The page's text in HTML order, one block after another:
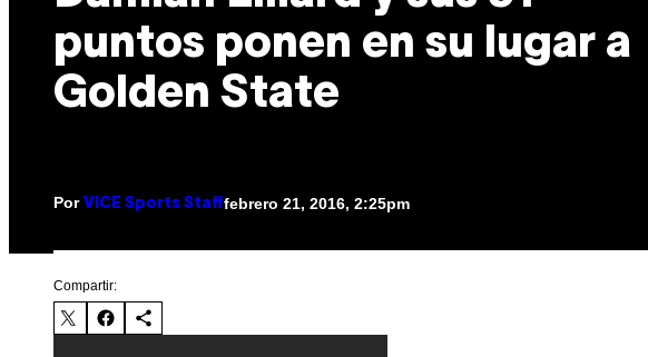
puntos ponen en su lugar a
Golden State
Por VICE Sports Stafffebrero 21, 2016, 2:25pm
Compartir: